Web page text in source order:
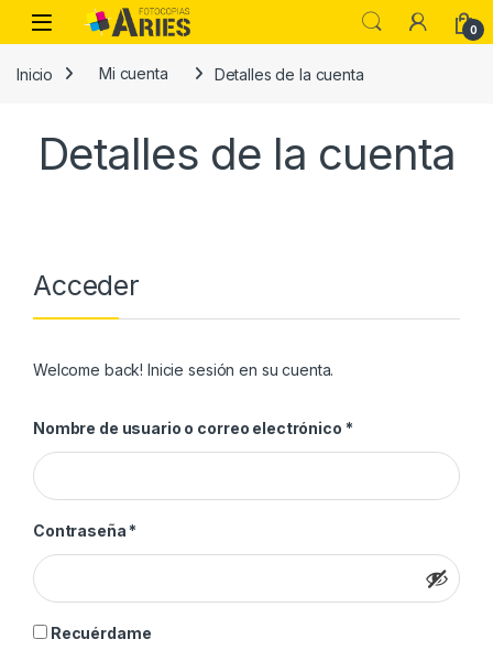
Skip to navigation
Skip to content
Open 0
Inicio Mi cuenta Detalles de la cuenta
Detalles de la cuenta
Acceder
Welcome back! Inicie sesión en su cuenta.
Nombre de usuario o correo electrónico *Obligatorio
Contraseña *
Recuérdame